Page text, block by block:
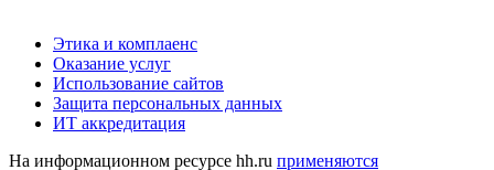
Этика и комплаенс
Оказание услуг
Использование сайтов
Защита персональных данных
ИТ аккредитация
На информационном ресурсе hh.ru применяются